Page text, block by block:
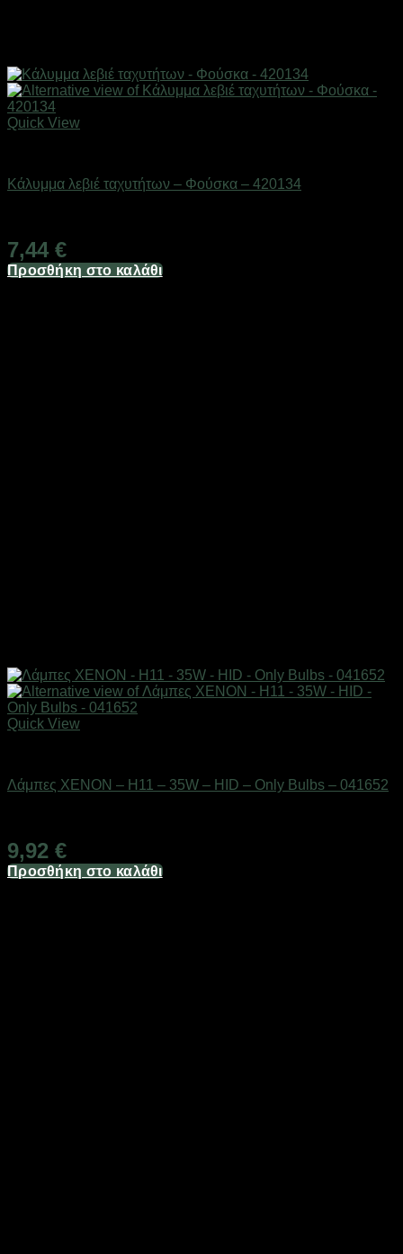
Quick View
Κάλυμμα λεβιέ ταχυτήτων – Φούσκα – 420134
7,44 €
Προσθήκη στο καλάθι
Quick View
Λάμπες XENON – H11 – 35W – HID – Only Bulbs – 041652
9,92 €
Προσθήκη στο καλάθι